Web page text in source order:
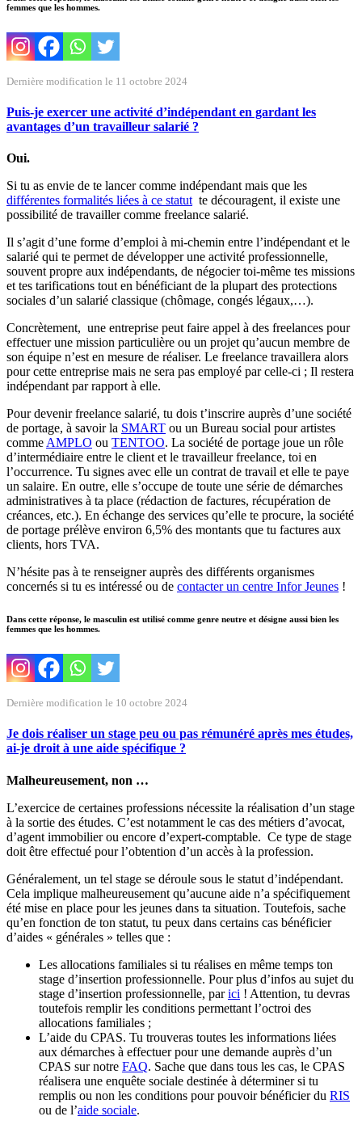
femmes que les hommes.
Dernière modification le 11 octobre 2024
Puis-je exercer une activité d’indépendant en gardant les
avantages d’un travailleur salarié ?
Oui.
Si tu as envie de te lancer comme indépendant mais que les
différentes formalités liées à ce statut te découragent, il existe une
possibilité de travailler comme freelance salarié.
Il s’agit d’une forme d’emploi à mi-chemin entre l’indépendant et le
salarié qui te permet de développer une activité professionnelle,
souvent propre aux indépendants, de négocier toi-même tes missions
et tes tarifications tout en bénéficiant de la plupart des protections
sociales d’un salarié classique (chômage, congés légaux,…).
Concrètement, une entreprise peut faire appel à des freelances pour
effectuer une mission particulière ou un projet qu’aucun membre de
son équipe n’est en mesure de réaliser. Le freelance travaillera alors
pour cette entreprise mais ne sera pas employé par celle-ci ; Il restera
indépendant par rapport à elle.
Pour devenir freelance salarié, tu dois t’inscrire auprès d’une société
de portage, à savoir la SMART ou un Bureau social pour artistes
comme AMPLO ou TENTOO. La société de portage joue un rôle
d’intermédiaire entre le client et le travailleur freelance, toi en
l’occurrence. Tu signes avec elle un contrat de travail et elle te paye
un salaire. En outre, elle s’occupe de toute une série de démarches
administratives à ta place (rédaction de factures, récupération de
créances, etc.). En échange des services qu’elle te procure, la société
de portage prélève environ 6,5% des montants que tu factures aux
clients, hors TVA.
N’hésite pas à te renseigner auprès des différents organismes
concernés si tu es intéressé ou de contacter un centre Infor Jeunes !
Dans cette réponse, le masculin est utilisé comme genre neutre et désigne aussi bien les
femmes que les hommes.
Dernière modification le 10 octobre 2024
Je dois réaliser un stage peu ou pas rémunéré après mes études,
ai-je droit à une aide spécifique ?
Malheureusement, non …
L’exercice de certaines professions nécessite la réalisation d’un stage
à la sortie des études. C’est notamment le cas des métiers d’avocat,
d’agent immobilier ou encore d’expert-comptable. Ce type de stage
doit être effectué pour l’obtention d’un accès à la profession.
Généralement, un tel stage se déroule sous le statut d’indépendant.
Cela implique malheureusement qu’aucune aide n’a spécifiquement
été mise en place pour les jeunes dans ta situation. Toutefois, sache
qu’en fonction de ton statut, tu peux dans certains cas bénéficier
d’aides « générales » telles que :
Les allocations familiales si tu réalises en même temps ton
stage d’insertion professionnelle. Pour plus d’infos au sujet du
stage d’insertion professionnelle, parici ! Attention, tu devras
toutefois remplir les conditions permettant l’octroi des
allocations familiales ;
L’aide du CPAS. Tu trouveras toutes les informations liées
aux démarches à effectuer pour une demande auprès d’un
CPAS sur notre FAQ. Sache que dans tous les cas, le CPAS
réalisera une enquête sociale destinée à déterminer si tu
remplis ou non les conditions pour pouvoir bénéficier du RIS
ou de l’aide sociale.